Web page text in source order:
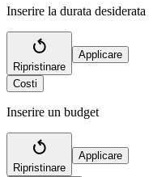
Inserire la durata desiderata
Ripristinare
Applicare
Costi
Inserire un budget
Ripristinare
Applicare